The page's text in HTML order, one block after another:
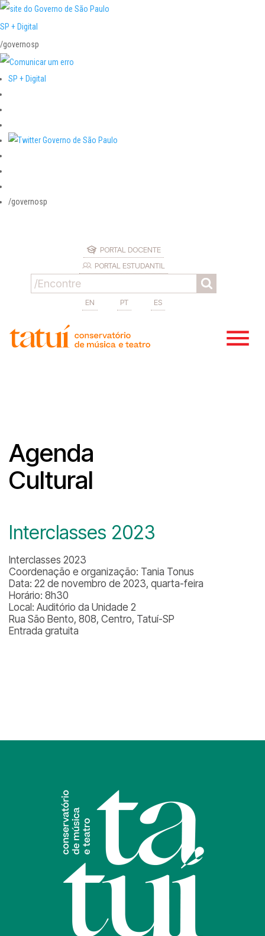
SP + Digital
/governosp
SP + Digital
/governosp
PORTAL DOCENTE
PORTAL ESTUDANTIL
EN PT ES
Agenda
Cultural
Interclasses 2023
Interclasses 2023
Coordenação e organização: Tania Tonus
Data: 22 de novembro de 2023, quarta-feira
Horário: 8h30
Local: Auditório da Unidade 2
Rua São Bento, 808, Centro, Tatuí-SP
Entrada gratuita